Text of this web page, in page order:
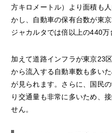
方キロメートル）より面積も
かし、自動車の保有台数が東
ジャカルタでは倍以上の440万
加えて道路インフラが東京23
から流入する自動車数も多い
が見られます。さらに、国民
り交通量も非常に多いため、
せん。